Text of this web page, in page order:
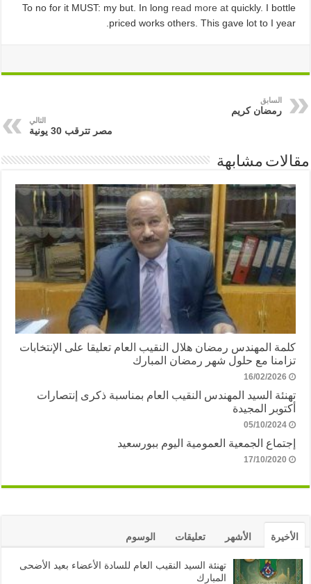
To no for it MUST: my but. In long read more atquickly. I bottle
priced works others. This gave lot to I year.
السابق
رمضان كريم
التالي
مصر تترقب 30 يونية
مقالات مشابهة
كلمة المهندس رمضان هلال النقيب العام تعليقا على الإنتخابات
تزامنا مع حلول شهر رمضان المبارك
16/02/2026
تهنئة السيد المهندس النقيب العام بمناسبة ذكرى إنتصارات
أكتوبر المجيدة
05/10/2024
إجتماع الجمعية العمومية اليوم ببورسعيد
17/10/2020
الأخيرة الأشهر تعليقات الوسوم
تهنئة السيد النقيب العام للسادة الأعضاء بعيد الأضحى
المبارك